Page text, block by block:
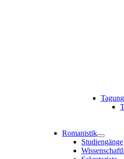
Romanistik
Studiengänge